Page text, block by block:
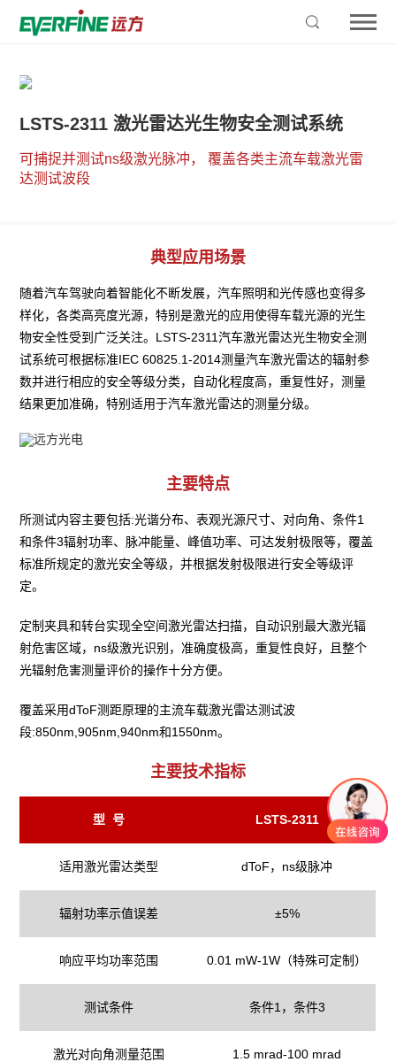
LSTS-2311 激光雷达光生物安全测试系统
可捕捉并测试ns级激光脉冲， 覆盖各类主流车载激光雷
达测试波段
典型应用场景
随着汽车驾驶向着智能化不断发展，汽车照明和光传感也变得多
样化，各类高亮度光源，特别是激光的应用使得车载光源的光生
物安全性受到广泛关注。LSTS-2311汽车激光雷达光生物安全测
试系统可根据标准IEC 60825.1-2014测量汽车激光雷达的辐射参
数并进行相应的安全等级分类，自动化程度高，重复性好，测量
结果更加准确，特别适用于汽车激光雷达的测量分级。
主要特点
所测试内容主要包括:光谐分布、表观光源尺寸、对向角、条件1
和条件3辐射功率、脉冲能量、峰值功率、可达发射极限等，覆盖
标准所规定的激光安全等级，并根据发射极限进行安全等级评
定。
定制夹具和转台实现全空间激光雷达扫描，自动识别最大激光辐
射危害区域，ns级激光识别，准确度极高，重复性良好，且整个
光辐射危害测量评价的操作十分方便。
覆盖采用dToF测距原理的主流车载激光雷达测试波
段:850nm,905nm,940nm和1550nm。
主要技术指标
型 号 LSTS-2311
适用激光雷达类型 dToF，ns级脉冲
辐射功率示值误差 ±5%
响应平均功率范围 0.01 mW-1W（特殊可定制）
测试条件 条件1，条件3
激光对向角测量范围 1.5 mrad-100 mrad